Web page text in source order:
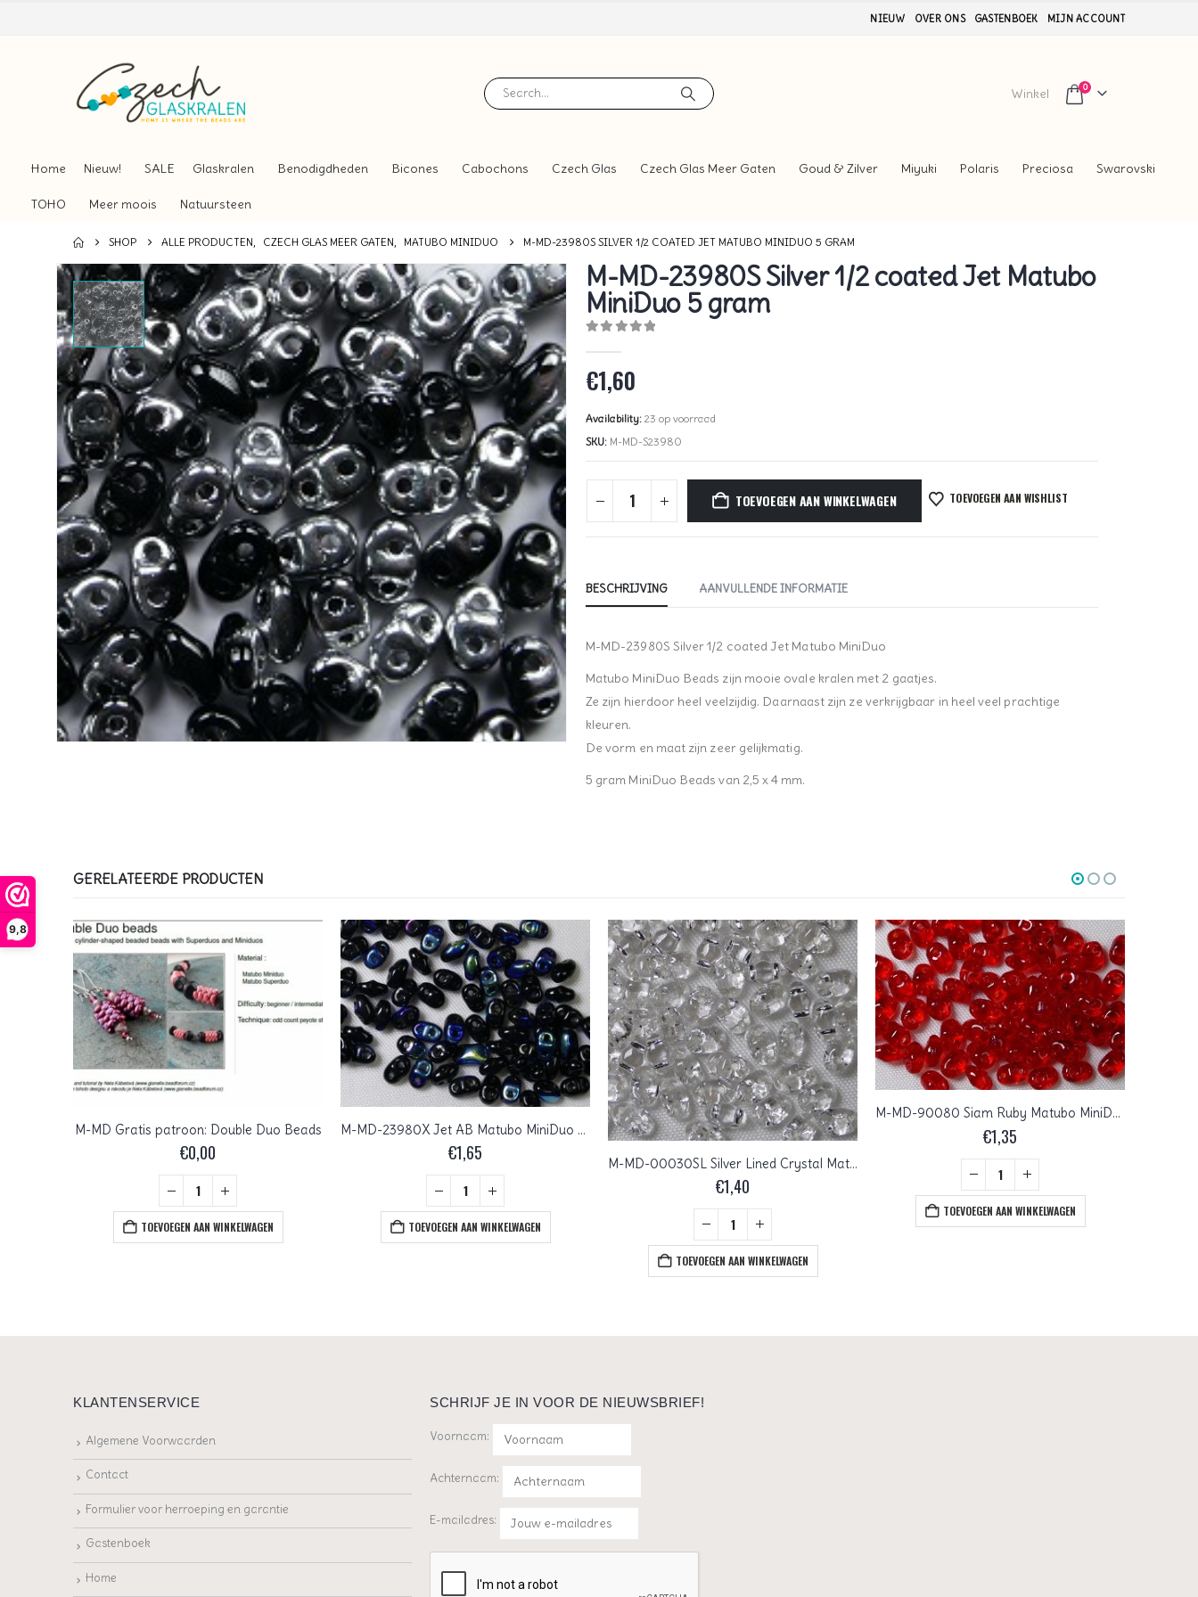
9,8
NIEUW OVER ONS GASTENBOEK MIJN ACCOUNT
Winkel 0
Home Nieuw! SALE Glaskralen Benodigdheden Bicones Cabochons Czech Glas Czech Glas Meer Gaten Goud & Zilver Miyuki Polaris Preciosa Swarovski
TOHO Meer moois Natuursteen
SHOP ALLE PRODUCTEN, CZECH GLAS MEER GATEN, MATUBO MINIDUO M-MD-23980S SILVER 1/2 COATED JET MATUBO MINIDUO 5 GRAM
M-MD-23980S Silver 1/2 coated Jet Matubo
MiniDuo 5 gram
€1,60
Availability: 23 op voorraad
SKU: M-MD-S23980
TOEVOEGEN AAN WINKELWAGEN TOEVOEGEN AAN WISHLIST
BESCHRIJVING AANVULLENDE INFORMATIE
M-MD-23980S Silver 1/2 coated Jet Matubo MiniDuo
Matubo MiniDuo Beads zijn mooie ovale kralen met 2 gaatjes.
Ze zijn hierdoor heel veelzijdig. Daarnaast zijn ze verkrijgbaar in heel veel prachtige
kleuren.
De vorm en maat zijn zeer gelijkmatig.
5 gram MiniDuo Beads van 2,5 x 4 mm.
GERELATEERDE PRODUCTEN
M-MD Gratis patroon: Double Duo Beads
€0,00
TOEVOEGEN AAN WINKELWAGEN
M-MD-23980X Jet AB Matubo MiniDuo 5 gram
€1,65
TOEVOEGEN AAN WINKELWAGEN
M-MD-00030SL Silver Lined Crystal Matubo MiniDuo 5 gram
€1,40
TOEVOEGEN AAN WINKELWAGEN
M-MD-90080 Siam Ruby Matubo MiniDuo 5 gram
€1,35
TOEVOEGEN AAN WINKELWAGEN
KLANTENSERVICE
Algemene Voorwaarden
Contact
Formulier voor herroeping en garantie
Gastenboek
Home
SCHRIJF JE IN VOOR DE NIEUWSBRIEF!
Voornaam:
Achternaam:
E-mailadres: